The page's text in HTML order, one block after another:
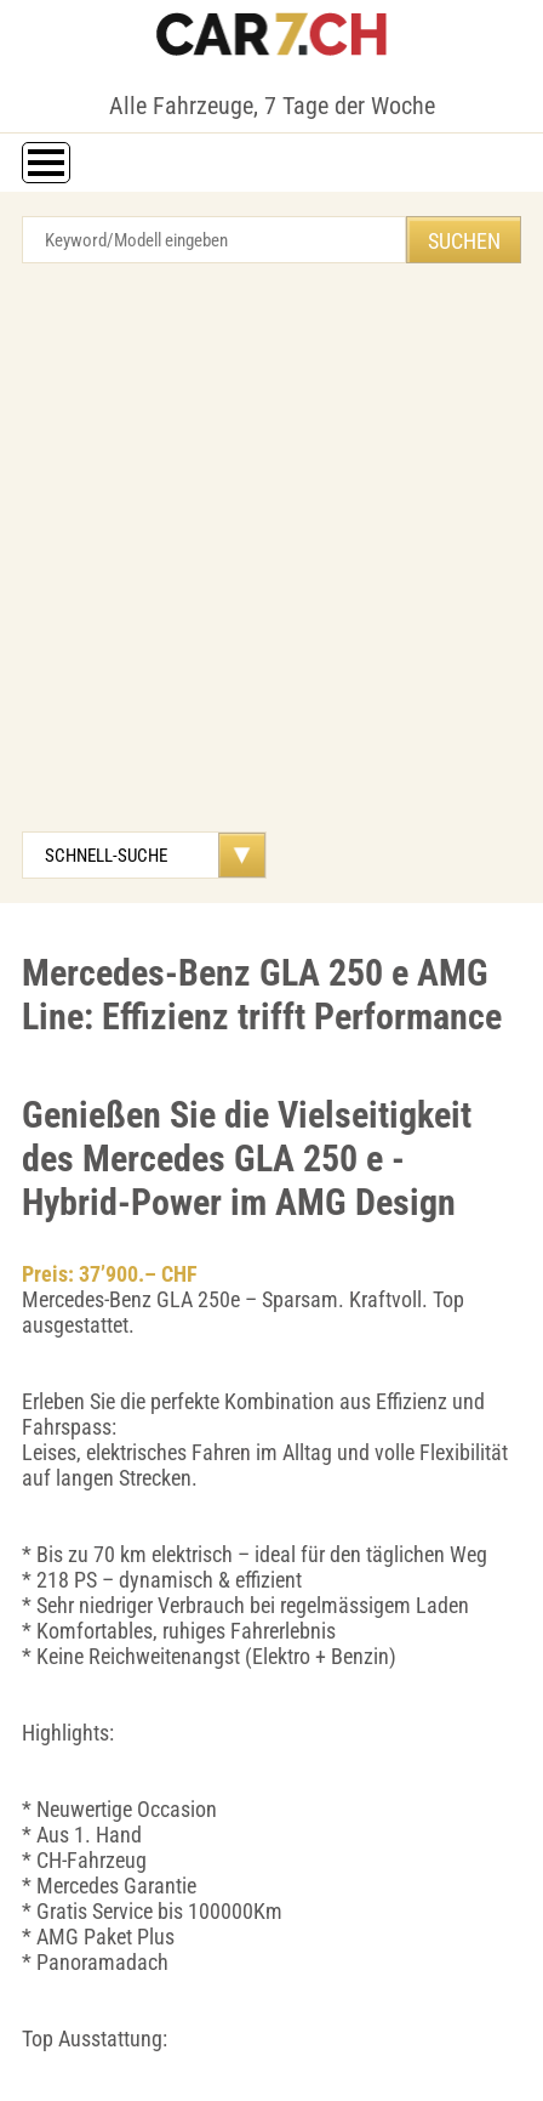
Alle Fahrzeuge, 7 Tage der Woche
Mercedes-Benz GLA 250 e AMG
Line: Effizienz trifft Performance
Genießen Sie die Vielseitigkeit
des Mercedes GLA 250 e -
Hybrid-Power im AMG Design
Preis: 37’900.– CHF
Mercedes-Benz GLA 250e – Sparsam. Kraftvoll. Top
ausgestattet.
Erleben Sie die perfekte Kombination aus Effizienz und
Fahrspass:
Leises, elektrisches Fahren im Alltag und volle Flexibilität
auf langen Strecken.
* Bis zu 70 km elektrisch – ideal für den täglichen Weg
* 218 PS – dynamisch & effizient
* Sehr niedriger Verbrauch bei regelmässigem Laden
* Komfortables, ruhiges Fahrerlebnis
* Keine Reichweitenangst (Elektro + Benzin)
Highlights:
* Neuwertige Occasion
* Aus 1. Hand
* CH-Fahrzeug
* Mercedes Garantie
* Gratis Service bis 100000Km
* AMG Paket Plus
* Panoramadach
Top Ausstattung: